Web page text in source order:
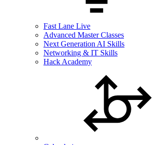
Fast Lane Live
Advanced Master Classes
Next Generation AI Skills
Networking & IT Skills
Hack Academy